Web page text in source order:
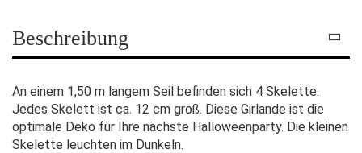
Beschreibung
An einem 1,50 m langem Seil befinden sich 4 Skelette.
Jedes Skelett ist ca. 12 cm groß. Diese Girlande ist die
optimale Deko für Ihre nächste Halloweenparty. Die kleinen
Skelette leuchten im Dunkeln.